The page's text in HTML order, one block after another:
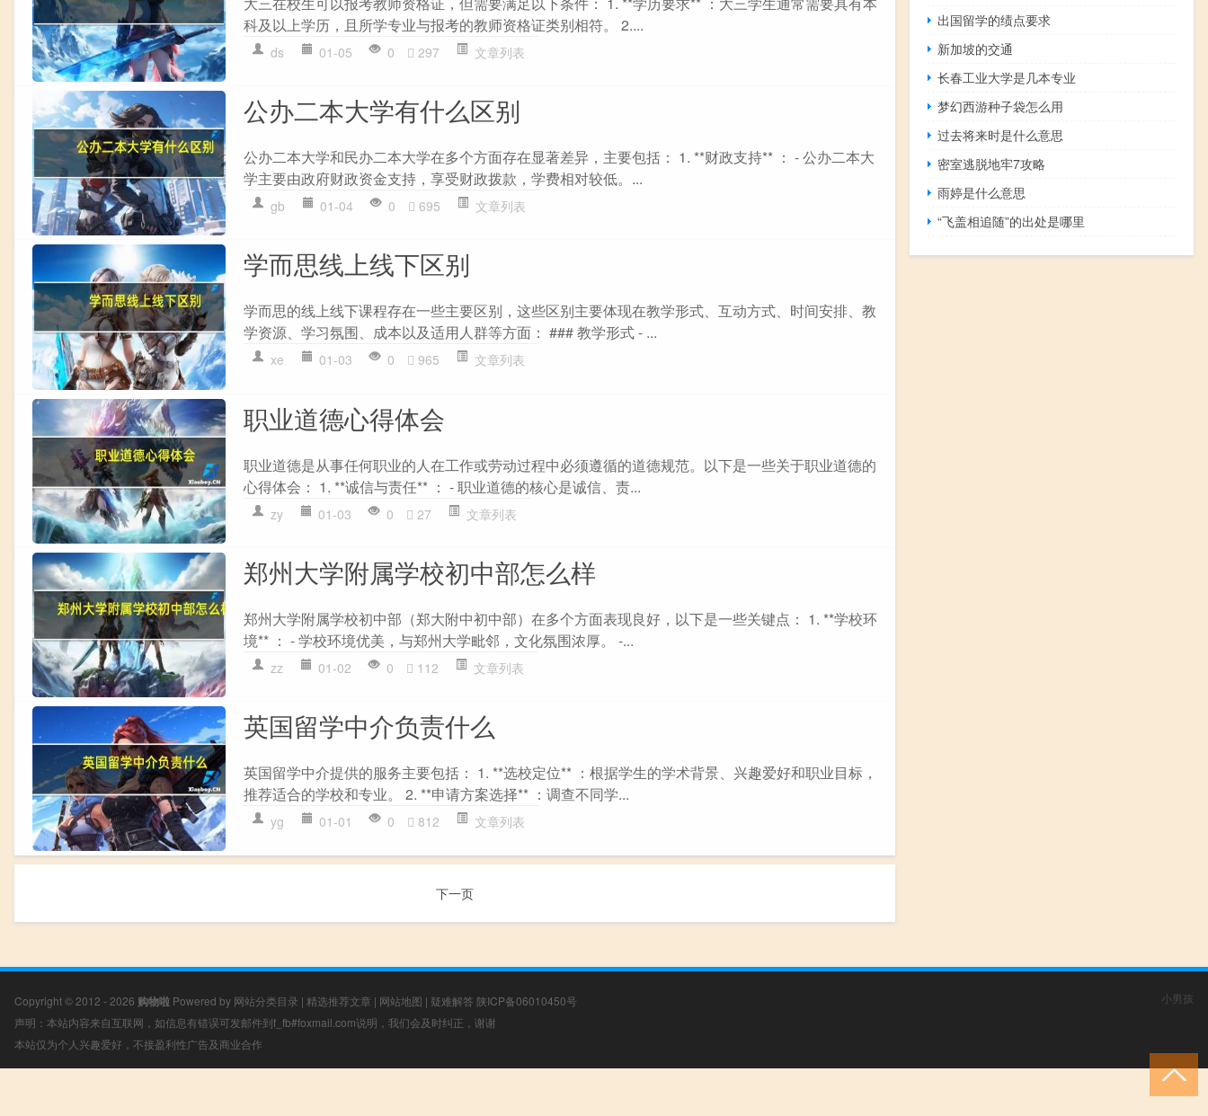
科及以上学历，且所学专业与报考的教师资格证类别相符。 2....
ds 01-05 0 297 文章列表
公办二本大学有什么区别
公办二本大学和民办二本大学在多个方面存在显著差异，主要包括： 1. **财政支持** ： - 公办二本大
学主要由政府财政资金支持，享受财政拨款，学费相对较低。...
gb 01-04 0 695 文章列表
学而思线上线下区别
学而思的线上线下课程存在一些主要区别，这些区别主要体现在教学形式、互动方式、时间安排、教
学资源、学习氛围、成本以及适用人群等方面： ### 教学形式 - ...
xe 01-03 0 965 文章列表
职业道德心得体会
职业道德是从事任何职业的人在工作或劳动过程中必须遵循的道德规范。以下是一些关于职业道德的
心得体会： 1. **诚信与责任** ： - 职业道德的核心是诚信、责...
zy 01-03 0 27 文章列表
郑州大学附属学校初中部怎么样
郑州大学附属学校初中部（郑大附中初中部）在多个方面表现良好，以下是一些关键点： 1. **学校环
境** ： - 学校环境优美，与郑州大学毗邻，文化氛围浓厚。 -...
zz 01-02 0 112 文章列表
英国留学中介负责什么
英国留学中介提供的服务主要包括： 1. **选校定位** ：根据学生的学术背景、兴趣爱好和职业目标，
推荐适合的学校和专业。 2. **申请方案选择** ：调查不同学...
yg 01-01 0 812 文章列表
下一页
出国留学的绩点要求
新加坡的交通
长春工业大学是几本专业
梦幻西游种子袋怎么用
过去将来时是什么意思
密室逃脱地牢7攻略
雨婷是什么意思
“飞盖相追随”的出处是哪里
Copyright © 2012 - 2026 购物啦 Powered by 网站分类目录 | 精选推荐文章 | 网站地图 | 疑难解答 陕ICP备06010450号
声明：本站内容来自互联网，如信息有错误可发邮件到f_fb#foxmail.com说明，我们会及时纠正，谢谢
本站仅为个人兴趣爱好，不接盈利性广告及商业合作
小男孩